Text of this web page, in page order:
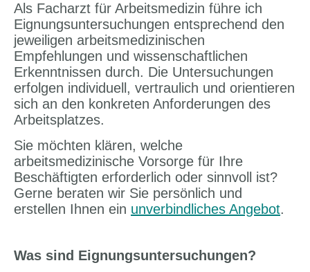
Als Facharzt für Arbeitsmedizin führe ich
Eignungsuntersuchungen entsprechend den
jeweiligen arbeitsmedizinischen
Empfehlungen und wissenschaftlichen
Erkenntnissen durch. Die Untersuchungen
erfolgen individuell, vertraulich und orientieren
sich an den konkreten Anforderungen des
Arbeitsplatzes.
Sie möchten klären, welche
arbeitsmedizinische Vorsorge für Ihre
Beschäftigten erforderlich oder sinnvoll ist?
Gerne beraten wir Sie persönlich und
erstellen Ihnen ein unverbindliches Angebot.
Was sind Eignungsuntersuchungen?